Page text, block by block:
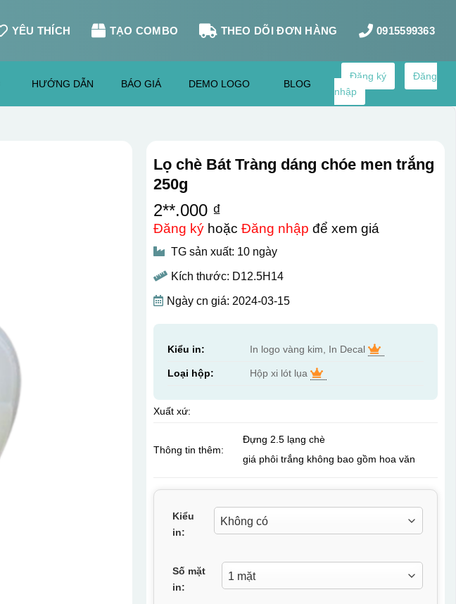
YÊU THÍCH TẠO COMBO THEO DÕI ĐƠN HÀNG 0915599363
HƯỚNG DẪN BÁO GIÁ DEMO LOGO BLOG
Đăng ký
Đăng
nhập
Lọ chè Bát Tràng dáng chóe men trắng
250g
2**.000 ₫
Đăng kýhoặc Đăng nhập để xem giá
TG sản xuất: 10 ngày
Kích thước: D12.5H14
Ngày cn giá: 2024-03-15
Kiểu in: In logo vàng kim, In Decal
Loại hộp: Hộp xi lót lụa
Xuất xứ:
Thông tin thêm:
Đựng 2.5 lạng chè
giá phôi trắng không bao gồm hoa văn
Kiểu
in:
Số mặt
in: